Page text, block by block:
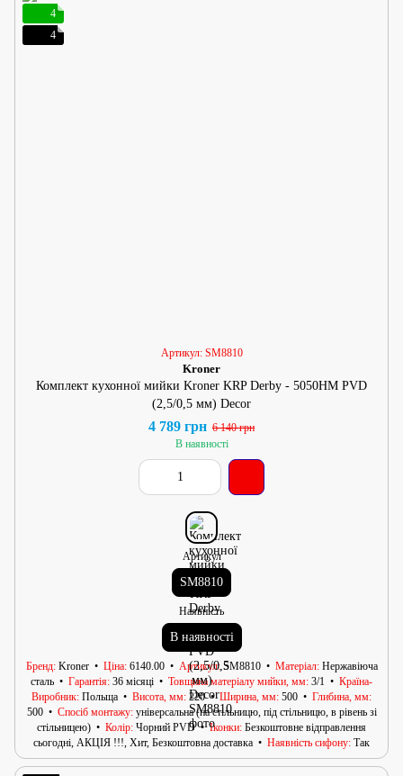
4
4
Артикул: SM8810
Kroner
Комплект кухонної мийки Kroner KRP Derby - 5050HM PVD
(2,5/0,5 мм) Decor
4 789 грн 6 140 грн
В наявності
Артикул
SM8810
Наявність
В наявності
Бренд Kroner Ціна 6140.00 Артикул SM8810 Матеріал Нержавіюча
сталь
Гарантія 36 місяці Товщина матеріалу мийки, мм 3/1
Країна-
Виробник Польща Висота, мм 220 Ширина, мм 500
Глибина, мм
500
Спосіб монтажу універсальна (на стільницю, під стільницю, в рівень зі
стільницею)
Колір Чорний PVD Іконки Безкоштовне відправлення
сьогодні, АКЦІЯ !!!, Хит, Безкоштовна доставка
Наявність сифону Так